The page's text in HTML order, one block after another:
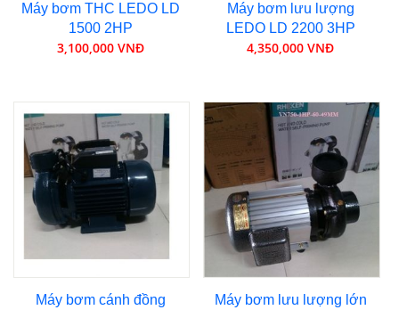
Máy bơm THC LEDO LD
1500 2HP
3,100,000 VNĐ
Máy bơm lưu lượng
LEDO LD 2200 3HP
4,350,000 VNĐ
Máy bơm cánh đồng
Máy bơm lưu lượng lớn